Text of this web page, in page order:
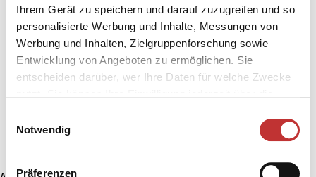
Ihrem Gerät zu speichern und darauf zuzugreifen und so
personalisierte Werbung und Inhalte, Messungen von
Werbung und Inhalten, Zielgruppenforschung sowie
Entwicklung von Angeboten zu ermöglichen. Sie
entscheiden darüber, wer Ihre Daten für welche Zwecke
Trigger Symbol ändern oder widerrufen
Notwendig
Präferenzen